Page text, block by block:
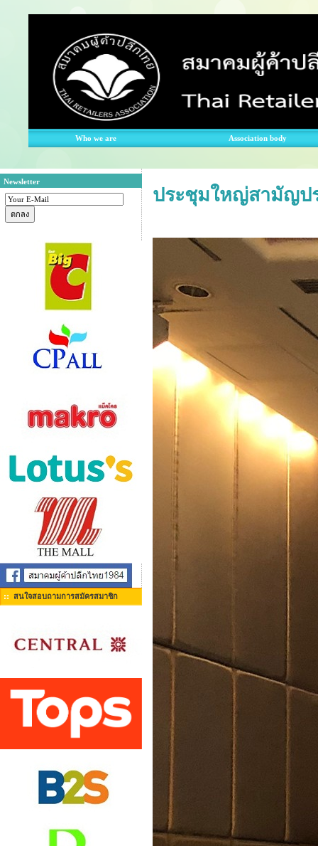
Who we are Association body
Newsletter
สนใจสอบถามการสมัครสมาชิก
ประชุมใหญ่สามัญป